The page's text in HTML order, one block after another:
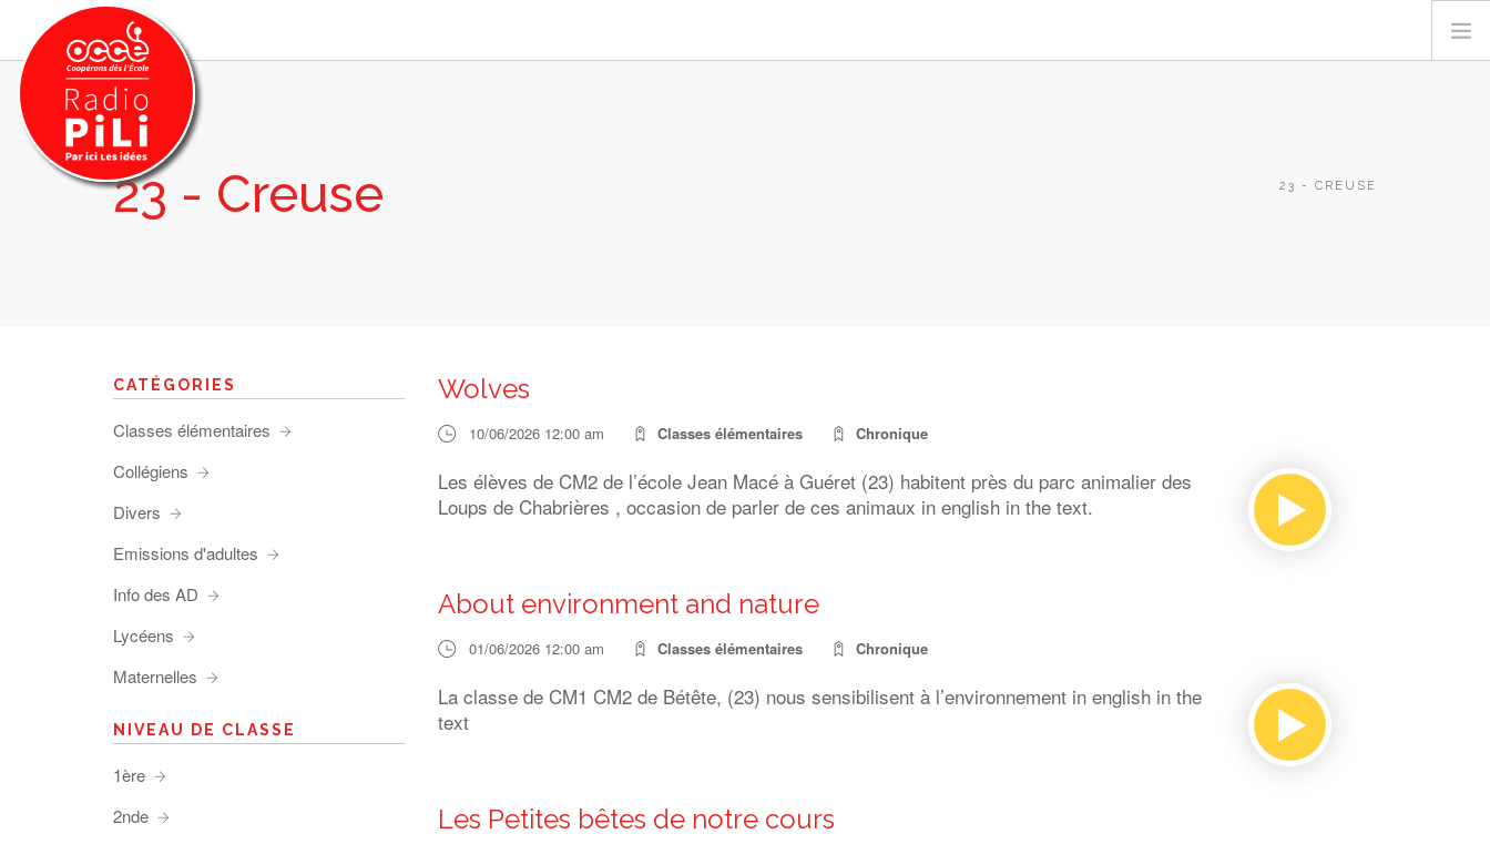
PRÉSENTATION
GRILLE DES PROGRAMMES
RECHERCHER
23 - Creuse 23 - CREUSE
Wolves
10/06/2026 12:00 am Classes élémentaires Chronique
Les élèves de CM2 de l’école Jean Macé à Guéret (23) habitent près du parc animalier des
Loups de Chabrières , occasion de parler de ces animaux in english in the text.
About environment and nature
01/06/2026 12:00 am Classes élémentaires Chronique
La classe de CM1 CM2 de Bétête, (23) nous sensibilisent à l’environnement in english in the
text
Les Petites bêtes de notre cours
CATÉGORIES
Classes élémentaires
Collégiens
Divers
Emissions d'adultes
Info des AD
Lycéens
Maternelles
NIVEAU DE CLASSE
1ère
2nde